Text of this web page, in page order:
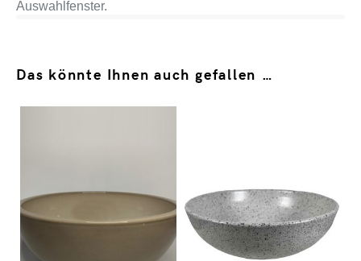
Auswahlfenster.
Das könnte Ihnen auch gefallen …